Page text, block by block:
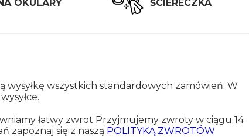
OKU­LA­RY ŚCIE­RECZ­KA
wy­sył­kę wszyst­kich stan­dar­do­wych za­mó­wień. W
łatwy zwrot Przyj­mu­je­my zwro­ty w ciągu 14
za­po­znaj się z naszą PO­LI­TY­KĄ ZWRO­TÓW